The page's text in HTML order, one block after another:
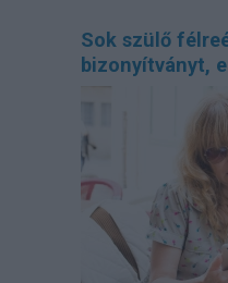
Sok szülő
bizonyítványt,